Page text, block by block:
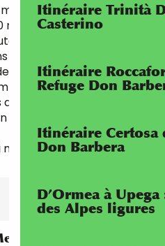
Itinéraire Trinità
Casterino
Itinéraire
Refuge Don
Itinéraire Certosa
Don Barbera
D’Ormea à
des Alpes ligures
de 5 km
nationale
de 500 m
500 m
500 m
à moins de
moins de 5 km
Riviera &